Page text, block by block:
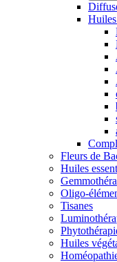
Huiles
Fleurs de
Huiles
Oligo-
Tisanes
Huiles